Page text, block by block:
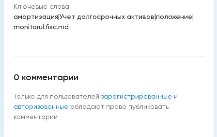
Ключевые слова
амортизация|Учет долгосрочных активов|положение|
monitorul.fisc.md
0 комментарии
Только для пользователей зарегистрированные и
авторизованные обладают право публиковать
комментарии